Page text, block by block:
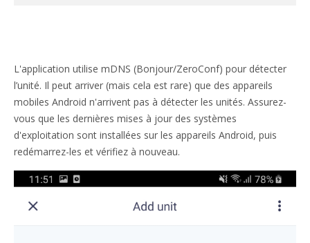
L'application utilise mDNS (Bonjour/ZeroConf) pour détecter
l’unité. Il peut arriver (mais cela est rare) que des appareils
mobiles Android n'arrivent pas à détecter les unités. Assurez-
vous que les dernières mises à jour des systèmes
d'exploitation sont installées sur les appareils Android, puis
redémarrez-les et vérifiez à nouveau.